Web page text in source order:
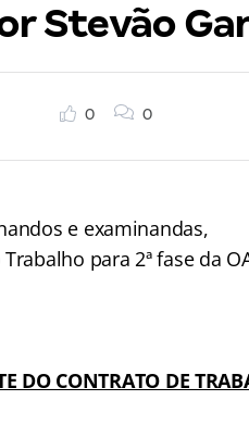
Stevão
0 0
e examinandas,
para 2ª fase da
DO CONTRATO DE